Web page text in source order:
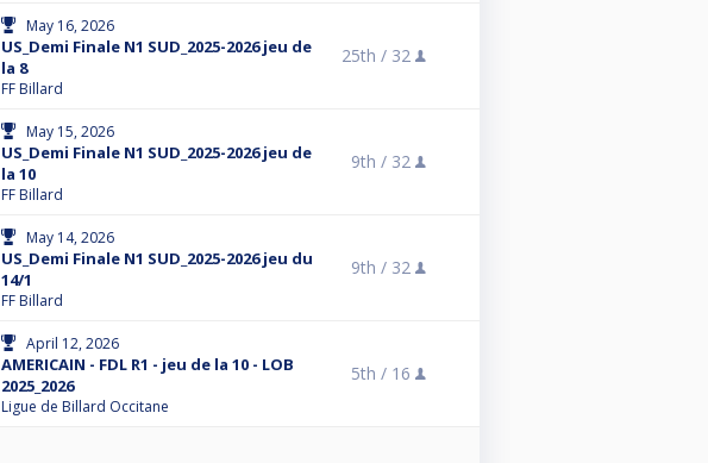
May 16, 2026
US_Demi Finale N1 SUD_2025-2026 jeu de
la 8
FF Billard
25th / 32
May 15, 2026
US_Demi Finale N1 SUD_2025-2026 jeu de
la 10
FF Billard
9th / 32
May 14, 2026
US_Demi Finale N1 SUD_2025-2026 jeu du
14/1
FF Billard
9th / 32
April 12, 2026
AMERICAIN - FDL R1 - jeu de la 10 - LOB
2025_2026
Ligue de Billard Occitane
5th / 16